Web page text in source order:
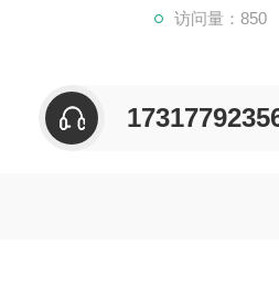
访问量：850